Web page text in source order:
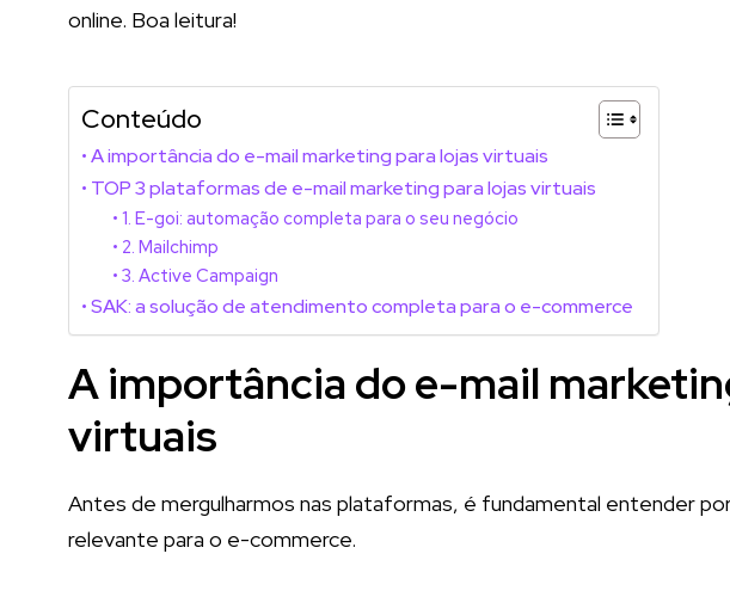
online. Boa leitura!
Conteúdo
A importância do e-mail marketing para lojas virtuais
TOP 3 plataformas de e-mail marketing para lojas virtuais
1. E-goi: automação completa para o seu negócio
2. Mailchimp
3. Active Campaign
SAK: a solução de atendimento completa para o e-commerce
A importância do e-mail
virtuais
Antes de mergulharmos nas plataformas, é fundamental entender
relevante para o e-commerce.